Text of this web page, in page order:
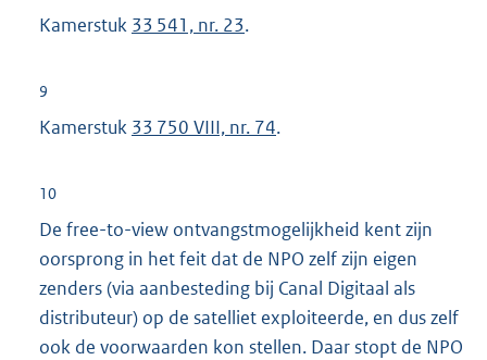
:
Kamerstuk 33 541, nr. 23.
9
Kamerstuk 33 750 VIII, nr. 74.
10
De free-to-view ontvangstmogelijkheid kent zijn
oorsprong in het feit dat de NPO zelf zijn eigen
zenders (via aanbesteding bij Canal Digitaal als
distributeur) op de satelliet exploiteerde, en dus zelf
ook de voorwaarden kon stellen. Daar stopt de NPO